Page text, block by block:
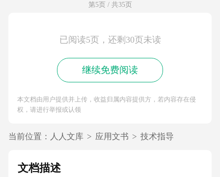
第5页 / 共35页
已阅读5页，还剩30页未读
继续免费阅读
本文档由用户提供并上传，收益归属内容提供方，若内容存在侵
权，请进行举报或认领
当前位置： 人人文库 > 应用文书 > 技术指导
文档描述